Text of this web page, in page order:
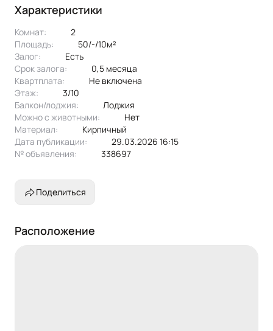
проживания: кухонный гарнитур, диван раскладной,
кровать, детская мебель 2 кровати, шкаф, cтол, стулья. Из
техники: холодильник, плита, духовка, микроволновая
печь, стиральная машина, телевизор.
Характеристики
Комнат:
2
Площадь:
50/-/10м²
Залог:
есть
Срок залога:
0,5 месяца
Квартплата:
не включена
Этаж:
3/10
Балкон/лоджия:
лоджия
Можно с животными:
нет
Материал:
кирпичный
Дата публикации:
29.03.2026 16:15
№ объявления:
338697
Поделиться
Расположение